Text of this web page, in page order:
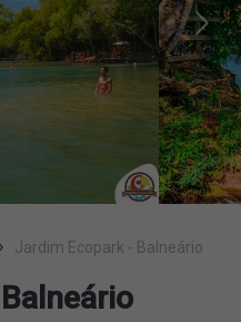
Jardim Ecopark - Balneário